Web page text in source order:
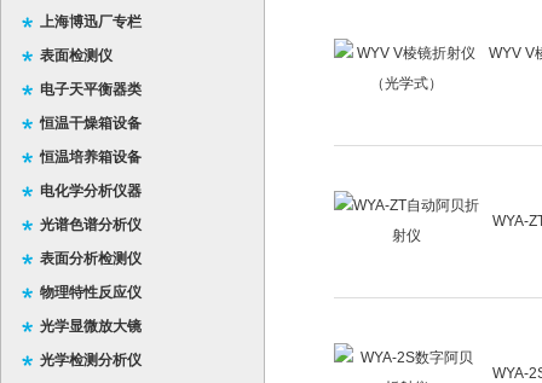
上海博迅厂专栏
表面检测仪
电子天平衡器类
恒温干燥箱设备
恒温培养箱设备
电化学分析仪器
光谱色谱分析仪
表面分析检测仪
物理特性反应仪
光学显微放大镜
光学检测分析仪
WYV V
WYA-
WYA-